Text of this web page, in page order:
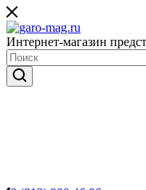
Интернет-магазин